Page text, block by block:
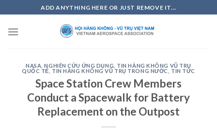
to
content
ADD ANYTHING HERE OR JUST REMOVE IT...
NASA ,NGHIÊN CỨU ỨNG DỤNG
TIN HÀNG KHÔNG VŨ TRỤ
QUỐC TẾ
TIN HÀNG KHÔNG VŨ TRỤ TRONG NƯỚC TIN TỨC
Space Station Crew Members
Conduct a Spacewalk for Battery
Replacement on the Outpost